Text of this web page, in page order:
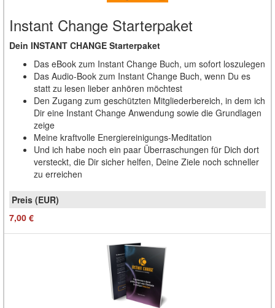
Instant Change Starterpaket
Dein INSTANT CHANGE Starterpaket
Das eBook zum Instant Change Buch, um sofort loszulegen
Das Audio-Book zum Instant Change Buch, wenn Du es
statt zu lesen lieber anhören möchtest
Den Zugang zum geschützten Mitgliederbereich, in dem ich
Dir eine Instant Change Anwendung sowie die Grundlagen
zeige
Meine kraftvolle Energiereinigungs-Meditation
Und ich habe noch ein paar Überraschungen für Dich dort
versteckt, die Dir sicher helfen, Deine Ziele noch schneller
zu erreichen
7,00 €